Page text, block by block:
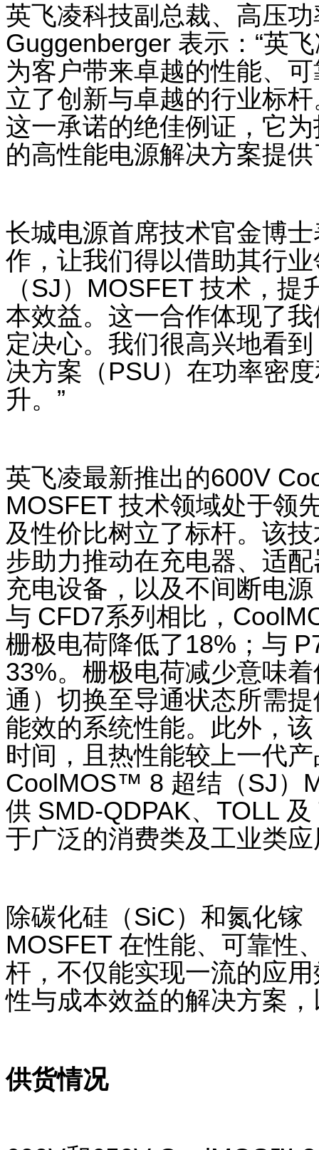
英飞凌科技副总裁、高压
Guggenberger 表示： “英
为客户带来卓越的性能、
立了创新与卓越的行业标
这一承诺的绝佳例证，它
的高性能电源解决方案提
长城电源首席技术官金博
作，让我们得以借助其行
（SJ） MOSFET 技术，提
本效益。这一合作体现了
定决心。我们很高兴地看
决方案（ PSU）在功率密
升。 ”
英飞凌最新推出的600V
MOSFET 技术领域处于领
及性价比树立了标杆。该
步助力推动在充电器、适
充电设备，以及不间断电
与 CFD7系列相比，
栅极电荷降低了18% ；与
33%。栅极电荷减少意味
通）切换至导通状态所需
能效的系统性能。此外，该
时间，且热性能较上一代
CoolMOS™ 8 超结（SJ）
供 SMD-QDPAK、 TOLL 及
于广泛的消费类及工业类
除碳化硅（SiC）和氮化镓
MOSFET 在性能、可靠性
杆，不仅能实现一流的应
性与成本效益的解决方案
供货情况